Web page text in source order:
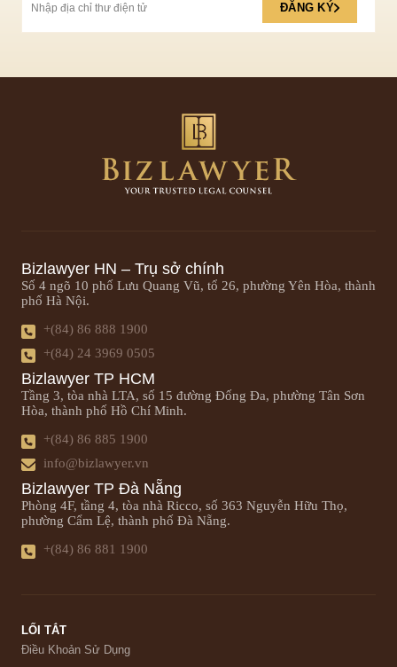
ĐĂNG KÝ
Bizlawyer HN – Trụ sở chính
Số 4 ngõ 10 phố Lưu Quang Vũ, tổ 26, phường Yên Hòa, thành
phố Hà Nội.
+(84) 86 888 1900
+(84) 24 3969 0505
Bizlawyer TP HCM
Tầng 3, tòa nhà LTA, số 15 đường Đống Đa, phường Tân Sơn
Hòa, thành phố Hồ Chí Minh.
+(84) 86 885 1900
info@bizlawyer.vn
Bizlawyer TP Đà Nẵng
Phòng 4F, tầng 4, tòa nhà Ricco, số 363 Nguyễn Hữu Thọ,
phường Cẩm Lệ, thành phố Đà Nẵng.
+(84) 86 881 1900
LỐI TẮT
Điều Khoản Sử Dụng